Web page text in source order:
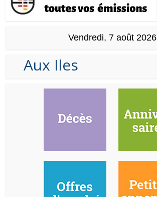
Vendredi, 7 août 2026
Aux Iles